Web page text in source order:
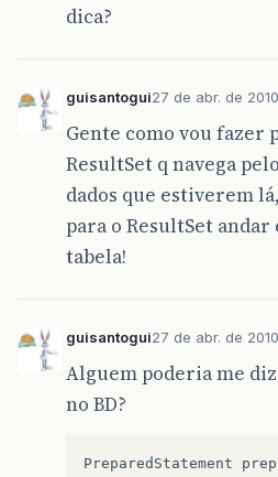
dica?
guisantogui27 de abr. de 2010
Gente como vou fazer
ResultSet q navega
dados que estiverem
para o ResultSet
tabela!
guisantogui27 de abr. de 2010
Alguem poderia me
no BD?
PreparedStatement